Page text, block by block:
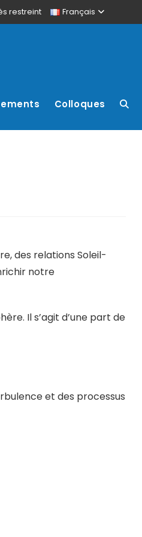
restreint Français
Colloques
des relations Soleil-
notre
Il s’agit d’une part de
et des processus